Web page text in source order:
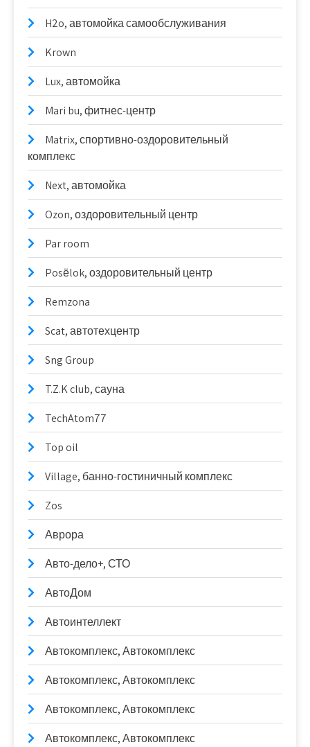
H2o, автомойка самообслуживания
Krown
Lux, автомойка
Mari bu, фитнес-центр
Matrix, спортивно-оздоровительный
комплекс
Next, автомойка
Ozon, оздоровительный центр
Par room
Posёlok, оздоровительный центр
Remzona
Scat, автотехцентр
Sng Group
T.Z.K club, сауна
TechAtom77
Top oil
Village, банно-гостиничный комплекс
Zos
Аврора
Авто-дело+, СТО
АвтоДом
Автоинтеллект
Автокомплекс, Автокомплекс
Автокомплекс, Автокомплекс
Автокомплекс, Автокомплекс
Автокомплекс, Автокомплекс